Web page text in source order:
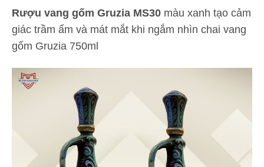
Rượu vang gốm Gruzia MS30 màu xanh tạo cảm
giác trầm ấm và mát mắt khi ngắm nhìn chai vang
gốm Gruzia 750ml